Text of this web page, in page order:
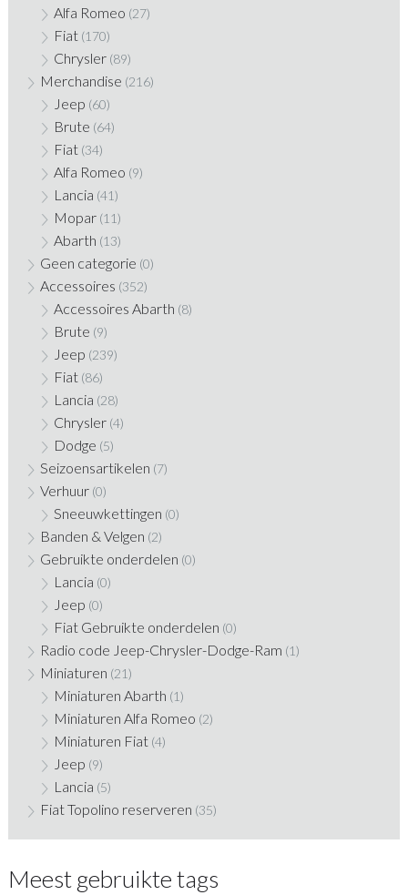
Alfa Romeo (27)
Fiat (170)
Chrysler (89)
Merchandise (216)
Jeep (60)
Brute (64)
Fiat (34)
Alfa Romeo (9)
Lancia (41)
Mopar (11)
Abarth (13)
Geen categorie (0)
Accessoires (352)
Accessoires Abarth (8)
Brute (9)
Jeep (239)
Fiat (86)
Lancia (28)
Chrysler (4)
Dodge (5)
Seizoensartikelen (7)
Verhuur (0)
Sneeuwkettingen (0)
Banden & Velgen (2)
Gebruikte onderdelen (0)
Lancia (0)
Jeep (0)
Fiat Gebruikte onderdelen (0)
Radio code Jeep-Chrysler-Dodge-Ram (1)
Miniaturen (21)
Miniaturen Abarth (1)
Miniaturen Alfa Romeo (2)
Miniaturen Fiat (4)
Jeep (9)
Lancia (5)
Fiat Topolino reserveren (35)
Meest gebruikte tags